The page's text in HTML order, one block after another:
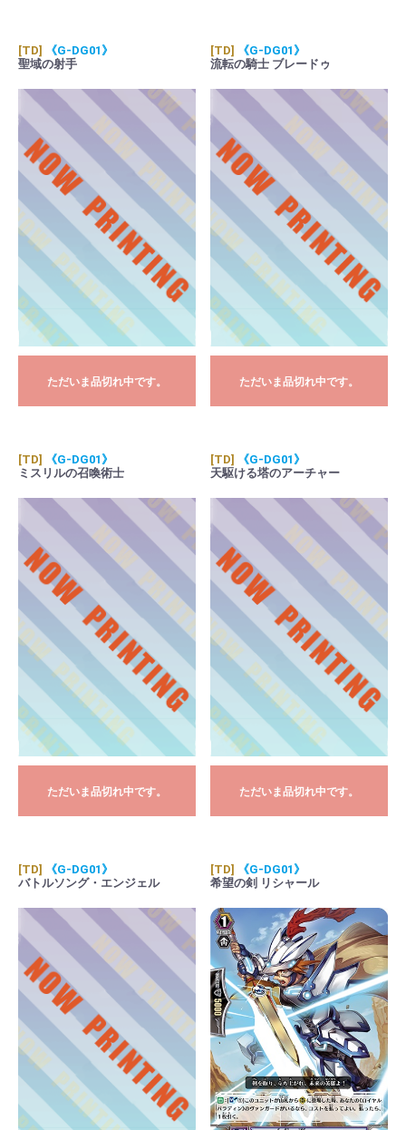
[TD]
《G-DG01》
聖域の射手
ただいま品切れ中です。
[TD]
《G-DG01》
流転の騎士 ブレードゥ
ただいま品切れ中です。
[TD]
《G-DG01》
ミスリルの召喚術士
ただいま品切れ中です。
[TD]
《G-DG01》
天駆ける塔のアーチャー
ただいま品切れ中です。
[TD]
《G-DG01》
バトルソング・エンジェル
[TD]
《G-DG01》
希望の剣 リシャール